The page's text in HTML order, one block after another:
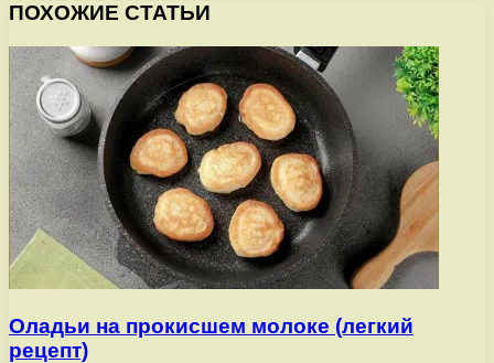
ПОХОЖИЕ СТАТЬИ
Оладьи на прокисшем молоке (легкий
рецепт)